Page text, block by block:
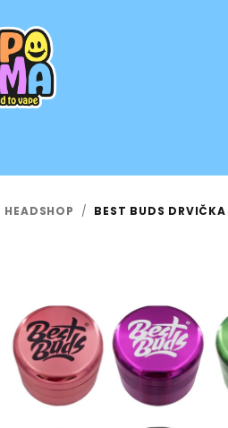
HEADSHOP / BEST BUDS